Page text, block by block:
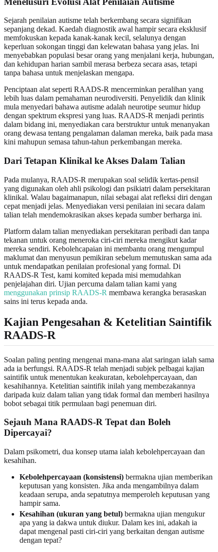
Sejarah penilaian autisme telah berkembang secara signifikan
sepanjang dekad. Kaedah diagnostik awal hampir secara eksklusif
memfokuskan kepada kanak‑kanak kecil, selalunya dengan
keperluan sokongan tinggi dan kelewatan bahasa yang jelas. Ini
menyebabkan populasi besar orang yang menjalani kerja, hubungan,
dan kehidupan harian sambil merasa berbeza secara asas, tetapi
tanpa bahasa untuk menjelaskan mengapa.
Penciptaan alat seperti RAADS‑R mencerminkan peralihan yang
lebih luas dalam pemahaman neurodiversiti. Penyelidik dan klinik
mula menyedari bahawa autisme adalah neurotipe seumur hidup
dengan spektrum ekspresi yang luas. RAADS‑R menjadi perintis
dalam bidang ini, menyediakan cara berstruktur untuk menanyakan
orang dewasa tentang pengalaman dalaman mereka, baik pada masa
kini mahupun semasa tahun‑tahun perkembangan mereka.
Dari Tetapan Klinikal ke Akses Dalam Talian
Pada mulanya, RAADS‑R merupakan soal selidik kertas‑pensil
yang digunakan oleh ahli psikologi dan psikiatri dalam persekitaran
klinikal. Walau bagaimanapun, nilai sebagai alat refleksi diri dengan
cepat menjadi jelas. Menyediakan versi penilaian ini secara dalam
talian telah mendemokrasikan akses kepada sumber berharga ini.
Platform dalam talian menyediakan persekitaran peribadi dan tanpa
tekanan untuk orang meneroka ciri‑ciri mereka mengikut kadar
mereka sendiri. Kebolehcapaian ini membantu orang mengumpul
maklumat dan menyusun pemikiran sebelum memutuskan sama ada
untuk mendapatkan penilaian profesional yang formal. Di
RAADS‑R Test, kami komited kepada misi memudahkan
penjelajahan diri. Ujian percuma dalam talian kami yang
menggunakan prinsip RAADS‑R membawa kerangka berasaskan
sains ini terus kepada anda.
Kajian Pengesahan & Ketelitian Saintifik
RAADS‑R
Soalan paling penting mengenai mana‑mana alat saringan ialah sama
ada ia berfungsi. RAADS‑R telah menjadi subjek pelbagai kajian
saintifik untuk menentukan keakuratan, kebolehpercayaan, dan
kesahihannya. Ketelitian saintifik inilah yang membezakannya
daripada kuiz dalam talian yang tidak formal dan memberi hasilnya
bobot sebagai titik permulaan bagi penemuan diri.
Sejauh Mana RAADS‑R Tepat dan Boleh
Dipercayai?
Dalam psikometri, dua konsep utama ialah kebolehpercayaan dan
kesahihan.
Kebolehpercayaan (konsistensi) bermakna ujian memberikan
keputusan yang konsisten. Jika anda mengambilnya dalam
keadaan serupa, anda sepatutnya memperoleh keputusan yang
hampir sama.
Kesahihan (ukuran yang betul) bermakna ujian mengukur
apa yang ia dakwa untuk diukur. Dalam kes ini, adakah ia
dapat mengenal pasti ciri‑ciri yang berkaitan dengan autisme
dengan tepat?